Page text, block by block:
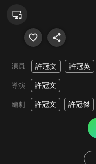
演員 許冠文 許冠英
導演 許冠文
編劇 許冠文 許冠傑